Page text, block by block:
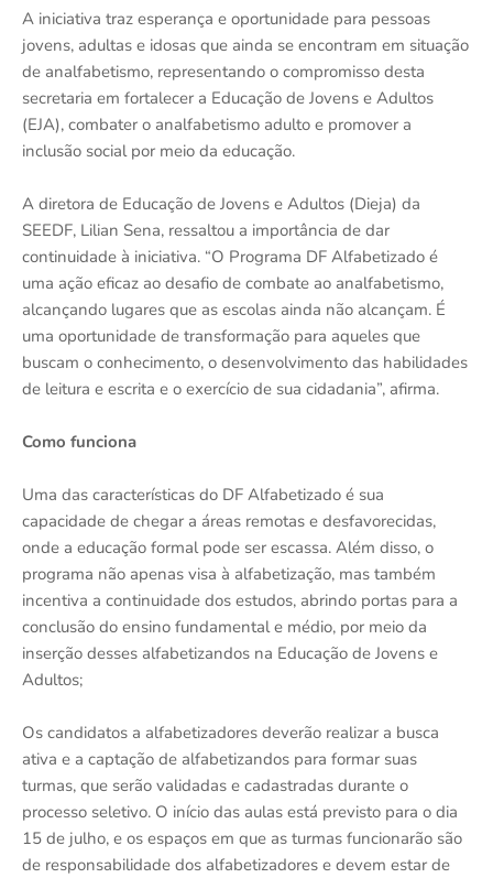
A iniciativa traz esperança e oportunidade para pessoas
jovens, adultas e idosas que ainda se encontram em situação
de analfabetismo, representando o compromisso desta
secretaria em fortalecer a Educação de Jovens e Adultos
(EJA), combater o analfabetismo adulto e promover a
inclusão social por meio da educação.
A diretora de Educação de Jovens e Adultos (Dieja) da
SEEDF, Lilian Sena, ressaltou a importância de dar
continuidade à iniciativa. “O Programa DF Alfabetizado é
uma ação eficaz ao desafio de combate ao analfabetismo,
alcançando lugares que as escolas ainda não alcançam. É
uma oportunidade de transformação para aqueles que
buscam o conhecimento, o desenvolvimento das habilidades
de leitura e escrita e o exercício de sua cidadania”, afirma.
Como funciona
Uma das características do DF Alfabetizado é sua
capacidade de chegar a áreas remotas e desfavorecidas,
onde a educação formal pode ser escassa. Além disso, o
programa não apenas visa à alfabetização, mas também
incentiva a continuidade dos estudos, abrindo portas para a
conclusão do ensino fundamental e médio, por meio da
inserção desses alfabetizandos na Educação de Jovens e
Adultos;
Os candidatos a alfabetizadores deverão realizar a busca
ativa e a captação de alfabetizandos para formar suas
turmas, que serão validadas e cadastradas durante o
processo seletivo. O início das aulas está previsto para o dia
15 de julho, e os espaços em que as turmas funcionarão são
de responsabilidade dos alfabetizadores e devem estar de